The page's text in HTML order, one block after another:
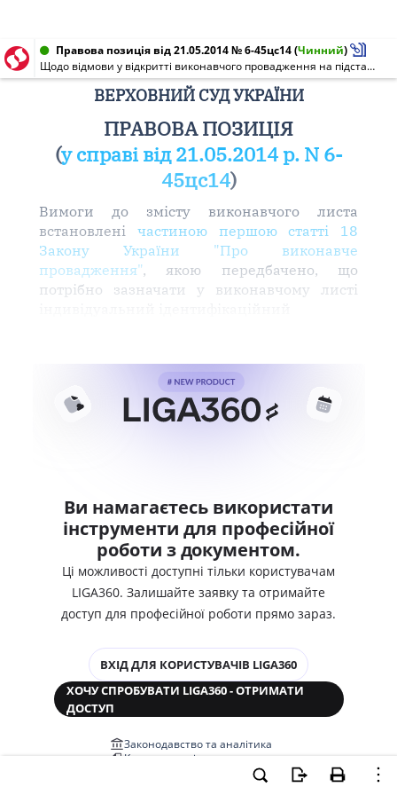
Правова позиція від 21.05.2014 № 6-45цс14(Чинний)
Щодо відмови у відкритті виконавчого провадження на підставі відсутності у виконавчому листі певних данних
ВЕРХОВНИЙ СУД УКРАЇНИ
ПРАВОВА ПОЗИЦІЯ
(у справі від 21.05.2014 р. N 6-
45цс14)
Вимоги до змісту виконавчого листа
встановлені частиною першою статті 18
Закону України "Про виконавче
провадження", якою передбачено, що
потрібно зазначати у виконавчому листі
Ви намагаєтесь використати
інструменти для професійної
роботи з документом.
Ці можливості доступні тільки користувачам
LIGA360. Залишайте заявку та отримайте
доступ для професійної роботи прямо зараз.
ВХІД ДЛЯ КОРИСТУВАЧІВ LIGA360
ХОЧУ СПРОБУВАТИ LIGA360 - ОТРИМАТИ
ДОСТУП
Законодавство та аналітика
Корпоративні документи
Перевірка компаній та персон